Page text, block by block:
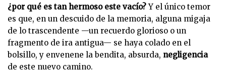
¿por qué es tan hermoso este vacío?Y el único temor
es que, en un descuido de la memoria, alguna migaja
de lo trascendente —un recuerdo glorioso o un
fragmento de ira antigua— se haya colado en el
bolsillo, y envenene la bendita, absurda, negligencia
de este nuevo camino.